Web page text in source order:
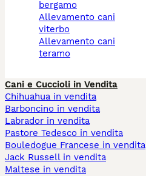
bergamo
allevamento cani
viterbo
allevamento cani
teramo
Cani e Cuccioli in Vendita
Chihuahua in vendita
Barboncino in vendita
Labrador in vendita
Pastore Tedesco in vendita
Bouledogue Francese in vendita
Jack Russell in vendita
Maltese in vendita